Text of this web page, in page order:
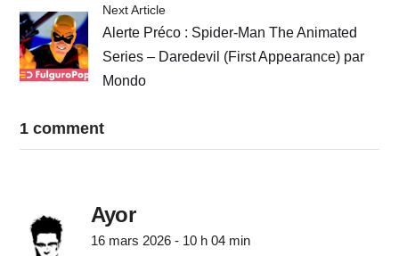
Next Article
Alerte Préco : Spider-Man The Animated
Series – Daredevil (First Appearance) par
Mondo
1 comment
Ayor
16 mars 2026 - 10 h 04 min